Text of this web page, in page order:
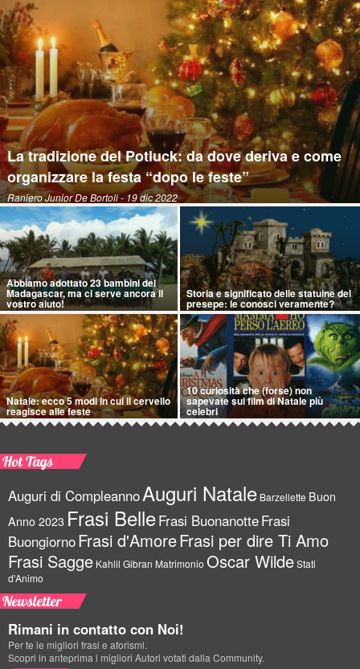
La tradizione del Potluck: da dove deriva e come
organizzare la festa “dopo le feste”
Raniero Junior De Bortoli- 19 dic 2022
Abbiamo adottato 23 bambini del
Madagascar, ma ci serve ancora il
vostro aiuto!
Storia e significato delle statuine del
presepe: le conosci veramente?
Natale: ecco 5 modi in cui il cervello
reagisce alle feste
10 curiosità che (forse) non
sapevate sui film di Natale più
celebri
Hot Tags
Auguri di CompleannoAuguri Natale Barzellette Buon
Anno 2023 Frasi BelleFrasi BuonanotteFrasi
BuongiornoFrasi d'AmoreFrasi per dire Ti Amo
Frasi Sagge Kahlil Gibran Matrimonio Oscar WildeStati
d'Animo
Newsletter
Rimani in contatto con Noi!
Per te le migliori frasi e aforismi.
Scopri in anteprima i migliori Autori votati dalla Community.